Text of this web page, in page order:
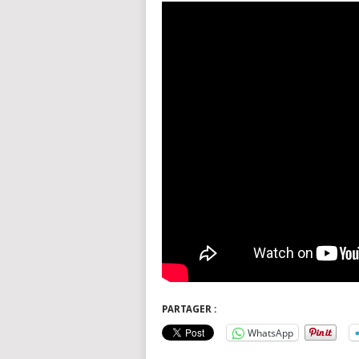
PARTAGER :
WhatsApp